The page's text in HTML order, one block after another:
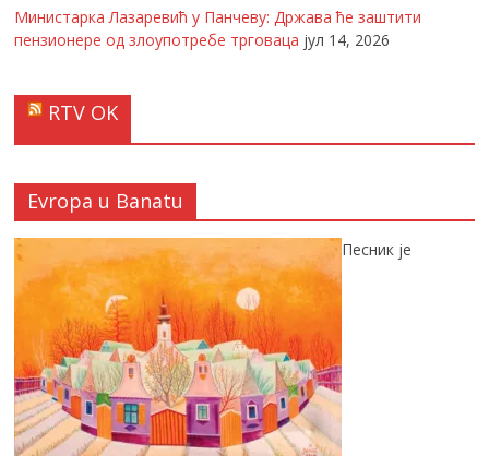
Министарка Лазаревић у Панчеву: Држава ће заштити
пензионере од злоупотребе трговаца јул 14, 2026
RTV OK
Evropa u Banatu
Песник је